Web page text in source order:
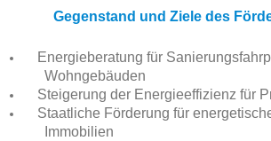
Gegenstand und Ziele des
Energieberatung für
Wohngebäuden
Steigerung der Energieeffizienz für
Staatliche Förderung für
Immobilien